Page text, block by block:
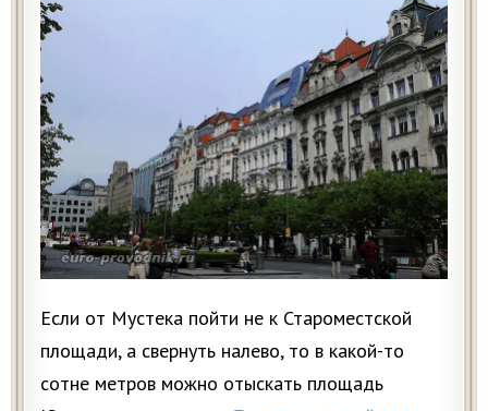
Если от Мустека пойти не к Староместской
площади, а свернуть налево, то в какой-то
сотне метров можно отыскать площадь